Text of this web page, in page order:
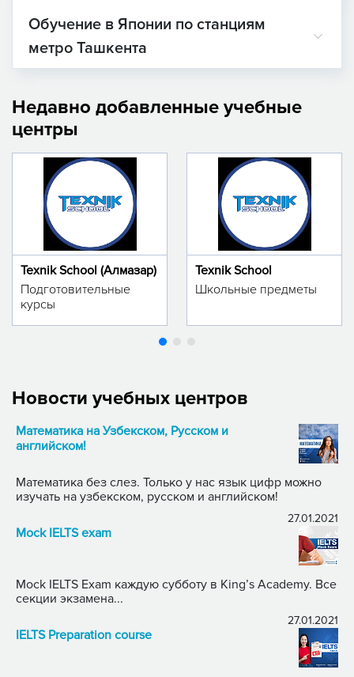
Обучение в Японии по станциям
метро Ташкента
Недавно добавленные учебные
центры
Texnik School (Алмазар)
Подготовительные
курсы
Texnik School
Школьные предметы
Новости учебных центров
Математика на Узбекском, Русском и
английском!
Математика без слез. Только у нас язык цифр можно
изучать на узбекском, русском и английском!
27.01.2021
Mock IELTS exam
Mock IELTS Exam каждую субботу в King’s Academy. Все
секции экзамена...
27.01.2021
IELTS Preparation course